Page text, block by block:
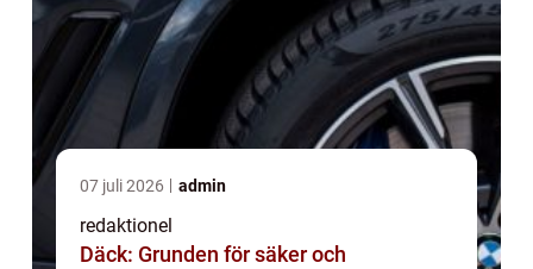
07 juli 2026 admin
redaktionel
Däck: Grunden för säker och